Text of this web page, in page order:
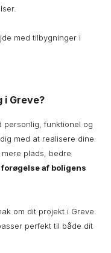
med tilbygninger i
i Greve?
personlig, funktionel og
med at realisere dine
plads, bedre
forøgelse af boligens
om dit projekt i Greve.
perfekt til både dit